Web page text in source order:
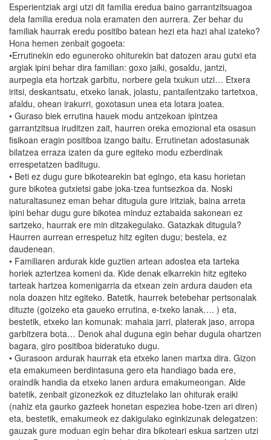
Esperientziak argi utzi dit familia eredua baino garrantzitsuagoa
dela familia eredua nola eramaten den aurrera. Zer behar du
familiak haurrak eredu positibo batean hezi eta hazi ahal izateko?
Hona hemen zenbait gogoeta:
•Errutinekin edo eguneroko ohiturekin bat datozen arau gutxi eta
argiak ipini behar dira familian: goxo jaiki, gosaldu, jantzi,
aurpegia eta hortzak garbitu, norbere gela txukun utzi… Etxera
iritsi, deskantsatu, etxeko lanak, jolastu, pantailentzako tartetxoa,
afaldu, ohean irakurri, goxotasun unea eta lotara joatea.
• Guraso biek errutina hauek modu antzekoan ipintzea
garrantzitsua iruditzen zait, haurren oreka emozional eta osasun
fisikoan eragin positiboa izango baitu. Errutinetan adostasunak
bilatzea erraza izaten da gure egiteko modu ezberdinak
errespetatzen baditugu.
• Beti ez dugu gure bikotearekin bat egingo, eta kasu horietan
gure bikotea gutxietsi gabe joka-tzea funtsezkoa da. Noski
naturaltasunez eman behar ditugula gure iritziak, baina arreta
ipini behar dugu gure bikotea minduz eztabaida sakonean ez
sartzeko, haurrak ere min ditzakegulako. Gatazkak ditugula?
Haurren aurrean errespetuz hitz egiten dugu; bestela, ez
daudenean.
• Familiaren ardurak kide guztien artean adostea eta tarteka
horiek aztertzea komeni da. Kide denak elkarrekin hitz egiteko
tarteak hartzea komenigarria da etxean zein ardura dauden eta
nola doazen hitz egiteko. Batetik, haurrek betebehar pertsonalak
dituzte (goizeko eta gaueko errutina, e-txeko lanak…. ) eta,
bestetik, etxeko lan komunak: mahaia jarri, platerak jaso, arropa
garbitzera bota… Denok ahal duguna egin behar dugula ohartzen
bagara, giro positiboa bideratuko dugu.
• Gurasoon ardurak haurrak eta etxeko lanen martxa dira. Gizon
eta emakumeen berdintasuna gero eta handiago bada ere,
oraindik handia da etxeko lanen ardura emakumeongan. Alde
batetik, zenbait gizonezkok ez dituztelako lan ohiturak eraiki
(nahiz eta gaurko gazteek honetan espeziea hobe-tzen ari diren)
eta, bestetik, emakumeok ez dakigulako eginkizunak delegatzen:
gauzak gure moduan egin behar dira bikoteari eskua sartzen utzi